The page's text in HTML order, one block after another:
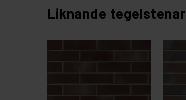
Liknande tegelstenar